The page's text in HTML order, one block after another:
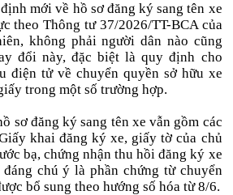
mới về hồ sơ đăng ký sang tên xe
theo Thông tư 37/2026/TT-BCA của
không phải người dân nào cũng
đổi này, đặc biệt là quy định cho
điện tử về chuyển quyền sở hữu xe
trong một số trường hợp.
sơ đăng ký sang tên xe vẫn gồm các
khai đăng ký xe, giấy tờ của chủ
bạ, chứng nhận thu hồi đăng ký xe
chú ý là phần chứng từ chuyển
bổ sung theo hướng số hóa từ 8/6.